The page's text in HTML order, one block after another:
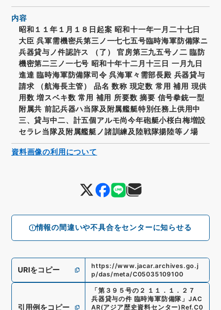
情報の間違いや不具合をセンターに知らせる
内容
昭和１１年１月１８日起案 昭和十一年一月二十七日
大臣 呉軍需機密兵第三ノ一七七五号臨時海軍防備隊ニ
兵器貸与ノ件認許ス （了） 官房第三九五号ノ二 臨防
機密第二三ノ一七号 昭和十年十二月十三日 一月九日
進達 臨時海軍防備隊司令 呉海軍々需部長殿 兵器貸与
請求 （航海長主管） 品名 数称 現定数 常用 補用 現供
用数 増スベキ数 常用 補用 所要数 摘要 信号拳銃一型
附属共 前記兵器ハ当隊及附属艦艇特別任務上供用中
三、貸与中二、計五個アルモ尚今年砲艇小桜白梅増設
セラレ当隊及附属艦艇ノ諸訓練及陸戦隊揚陸等ノ場
URIをコピー
https://www.jacar.archives.go.j
p/das/meta/C05035109100
引用例をコピー
「 第３９５号の２ １１．１．２７
兵器貸与の件 臨時海軍防備隊 」 JAC
AR(アジア歴史資料センター) Ref.C0
資料画像の利用について